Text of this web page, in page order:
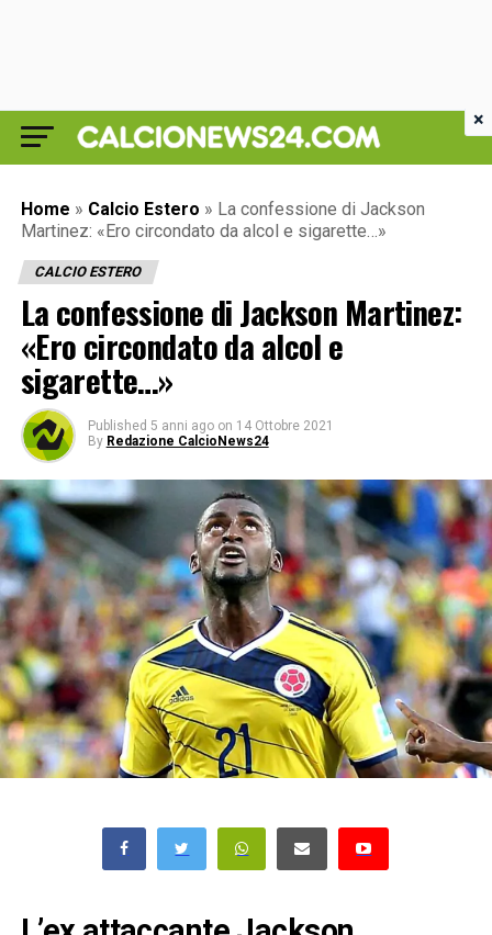
Home » Calcio Estero » La confessione di Jackson
Martinez: «Ero circondato da alcol e sigarette…»
CALCIO ESTERO
La confessione di Jackson Martinez:
«Ero circondato da alcol e
sigarette…»
Published 5 anni ago on 14 Ottobre 2021
By Redazione CalcioNews24
×